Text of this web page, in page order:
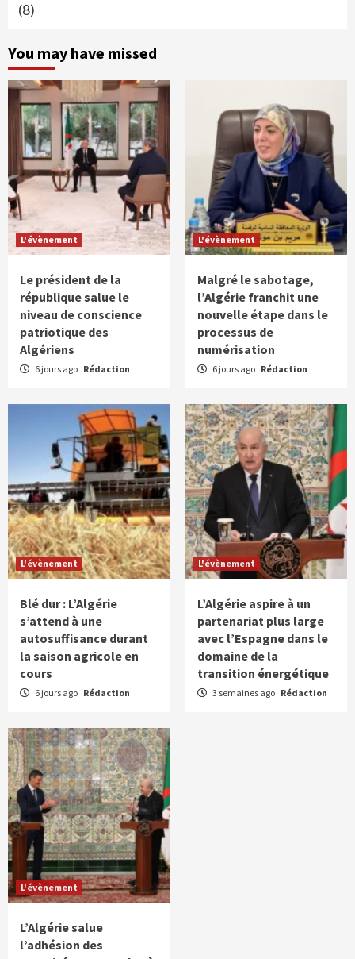
(8)
You may have missed
L'évènement
Le président de la
république salue le
niveau de conscience
patriotique des
Algériens
6 jours ago Rédaction
L'évènement
Malgré le sabotage,
l’Algérie franchit une
nouvelle étape dans le
processus de
numérisation
6 jours ago Rédaction
L'évènement
Blé dur : L’Algérie
s’attend à une
autosuffisance durant
la saison agricole en
cours
6 jours ago Rédaction
L'évènement
L’Algérie aspire à un
partenariat plus large
avec l’Espagne dans le
domaine de la
transition énergétique
3 semaines ago Rédaction
L'évènement
L’Algérie salue
l’adhésion des